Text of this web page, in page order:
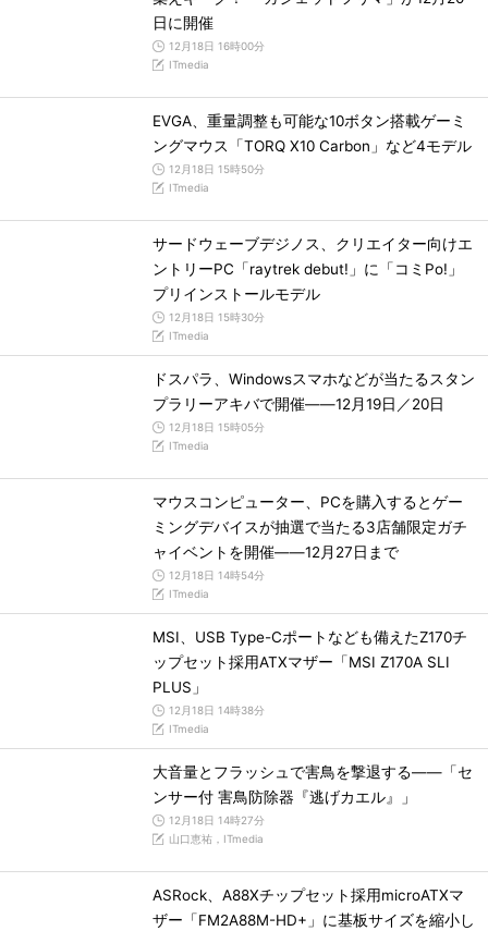
日に開催
12月18日 16時00分
ITmedia
EVGA、重量調整も可能な10ボタン搭載ゲーミ
ングマウス「TORQ X10 Carbon」など4モデル
12月18日 15時50分
ITmedia
サードウェーブデジノス、クリエイター向けエ
ントリーPC「raytrek debut!」に「コミPo!」
プリインストールモデル
12月18日 15時30分
ITmedia
ドスパラ、Windowsスマホなどが当たるスタン
プラリーアキバで開催――12月19日／20日
12月18日 15時05分
ITmedia
マウスコンピューター、PCを購入するとゲー
ミングデバイスが抽選で当たる3店舗限定ガチ
ャイベントを開催――12月27日まで
12月18日 14時54分
ITmedia
MSI、USB Type-Cポートなども備えたZ170チ
ップセット採用ATXマザー「MSI Z170A SLI
PLUS」
12月18日 14時38分
ITmedia
大音量とフラッシュで害鳥を撃退する――「セ
ンサー付 害鳥防除器『逃げカエル』」
12月18日 14時27分
山口恵祐，ITmedia
ASRock、A88Xチップセット採用microATXマ
ザー「FM2A88M-HD+」に基板サイズを縮小し